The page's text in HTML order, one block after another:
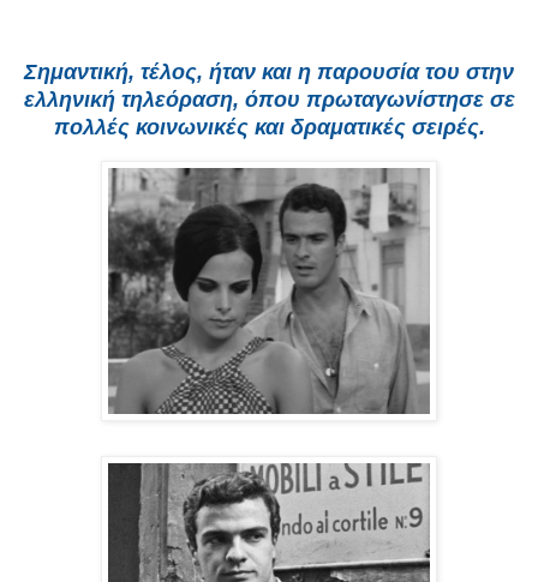
Σημαντική, τέλος, ήταν και η παρουσία του στην
ελληνική τηλεόραση, όπου πρωταγωνίστησε σε
πολλές κοινωνικές και δραματικές σειρές.